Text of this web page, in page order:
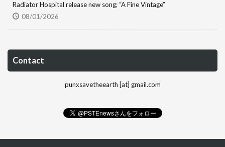
Radiator Hospital release new song; “A Fine Vintage”
08/01/2026
Contact
punxsavetheearth [at] gmail.com